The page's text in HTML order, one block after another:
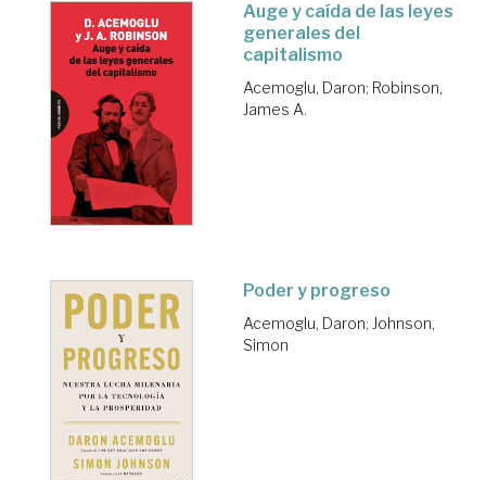
Auge y caída de las leyes
generales del
capitalismo
Acemoglu, Daron; Robinson,
James A.
Poder y progreso
Acemoglu, Daron; Johnson,
Simon